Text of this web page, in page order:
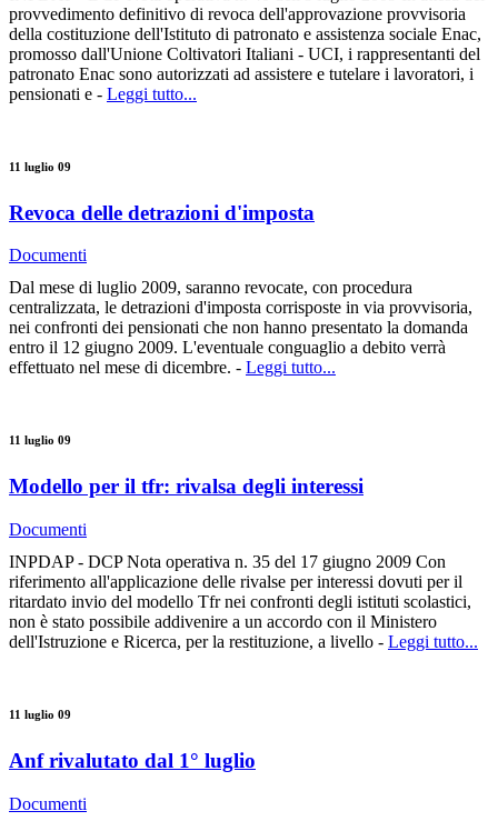
provvedimento definitivo di revoca dell'approvazione provvisoria
della costituzione dell'Istituto di patronato e assistenza sociale Enac,
promosso dall'Unione Coltivatori Italiani - UCI, i rappresentanti del
patronato Enac sono autorizzati ad assistere e tutelare i lavoratori, i
pensionati e - Leggi tutto...
11 luglio 09
Revoca delle detrazioni d'imposta
Documenti
Dal mese di luglio 2009, saranno revocate, con procedura
centralizzata, le detrazioni d'imposta corrisposte in via provvisoria,
nei confronti dei pensionati che non hanno presentato la domanda
entro il 12 giugno 2009. L'eventuale conguaglio a debito verrà
effettuato nel mese di dicembre. - Leggi tutto...
11 luglio 09
Modello per il tfr: rivalsa degli interessi
Documenti
INPDAP - DCP Nota operativa n. 35 del 17 giugno 2009 Con
riferimento all'applicazione delle rivalse per interessi dovuti per il
ritardato invio del modello Tfr nei confronti degli istituti scolastici,
non è stato possibile addivenire a un accordo con il Ministero
dell'Istruzione e Ricerca, per la restituzione, a livello - Leggi tutto...
11 luglio 09
Anf rivalutato dal 1° luglio
Documenti